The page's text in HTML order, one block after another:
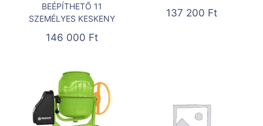
BEÉPÍTHETŐ 11
SZEMÉLYES KESKENY
146 000 Ft
137 200 Ft